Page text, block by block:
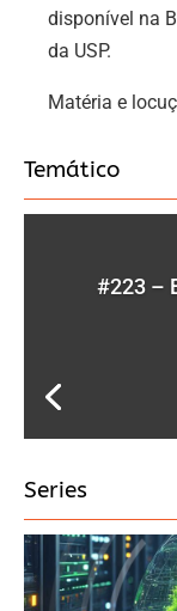
disponível na
da USP.
Matéria e
Temático
#223 –
Series